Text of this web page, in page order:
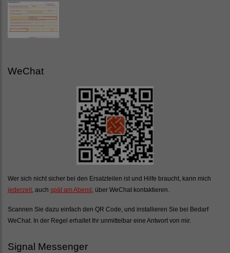
WeChat
Wer sich nicht sicher bei den Ersatzteilen ist und Hilfe braucht, kann mich
jederzeit , auch spät am Abend , über WeChat kontaktieren.
Scannen Sie dazu einfach den QR Code, und installieren Sie bei Bedarf
WeChat. In der Regel erhaltet Ihr unmittelbar eine Antwort von mir.
Signal Messenger